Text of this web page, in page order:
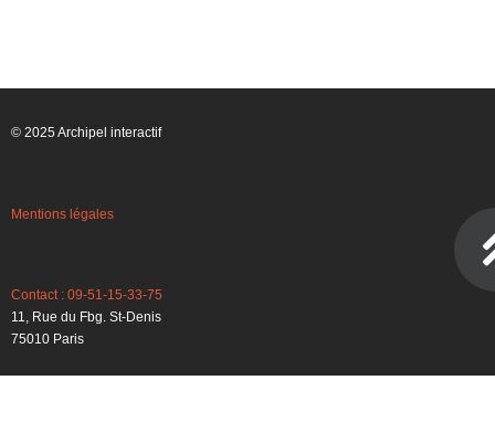
© 2025 Archipel interactif
Mentions légales
Contact : 09-51-15-33-75
11, Rue du Fbg. St-Denis
75010 Paris